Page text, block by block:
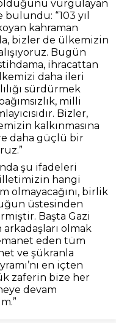
vurgulayan
“103 yıl
kahraman
bizler de ülkemizin
Bugün
ihracattan
daha ileri
sürdürmek
milli
Bizler,
kalkınmasına
daha güçlü bir
şu ifadeleri
hangi
olmayacağını, birlik
üstesinden
Başta Gazi
olmak
eden tüm
ve şükranla
en içten
zaferin bize her
devam